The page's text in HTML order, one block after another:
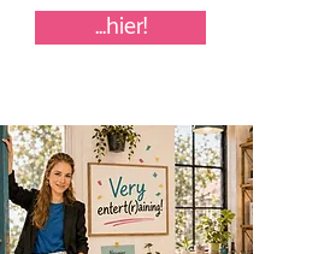
...hier!